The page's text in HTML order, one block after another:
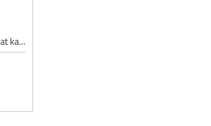
Opis: klešta za krimpovanje konektora IDC na flat kablove; Dužina: 241mm; Materijal: slabo ugljenisani čelik, pojačan, pooksiodisan; Dužina konektora: 6-27.5mm; Širina konektora: max. 55mm; Masa: 495g;